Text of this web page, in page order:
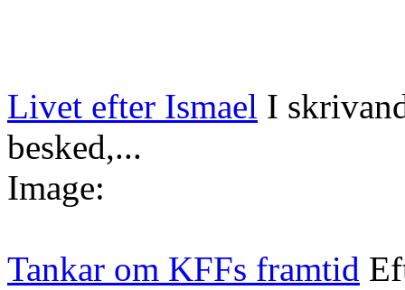
Livet efter Ismael I
besked,...
Image:
Tankar om KFFs framtid